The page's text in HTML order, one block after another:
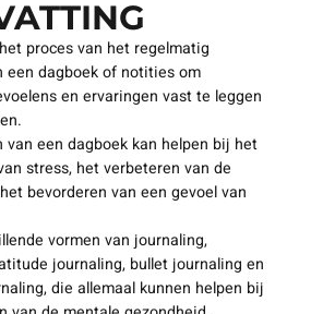
proces van het regelmatig
een dagboek of notities om
en ervaringen vast te leggen
van een dagboek kan helpen bij het
stress, het verbeteren van de
bevorderen van een gevoel van
vormen van journaling,
journaling, bullet journaling en
die allemaal kunnen helpen bij